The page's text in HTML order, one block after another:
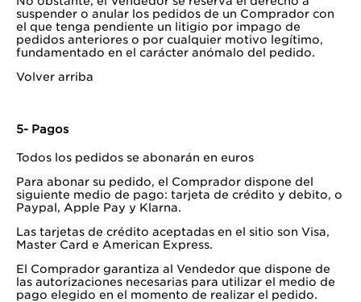
suspender o anular los pedidos de un Comprador con
el que tenga pendiente un litigio por impago de
pedidos anteriores o por cualquier motivo legítimo,
fundamentado en el carácter anómalo del pedido.
Volver arriba
5- Pagos
Todos los pedidos se abonarán en euros
Para abonar su pedido, el Comprador dispone del
siguiente medio de pago: tarjeta de crédito y debito, o
Paypal, Apple Pay y Klarna.
Las tarjetas de crédito aceptadas en el sitio son Visa,
Master Card e American Express.
El Comprador garantiza al Vendedor que dispone de
las autorizaciones necesarias para utilizar el medio de
pago elegido en el momento de realizar el pedido.